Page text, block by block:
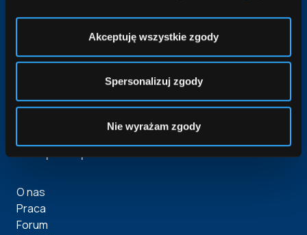
Akceptuję wszystkie zgody
Spersonalizuj zgody
Nie wyrażam zgody
Operacyjnego Inteligentny Rozwój 2014-2020. Projekt
płynności finansowej oraz wsparcia bieżącej
działalności w związku z trudnościami finansowymi,
które wystąpiły u przedsiębiorcy w skutek epidemii
COVID-19. Pomoc finansowa udzielona na podstawie
Comperia.pl
O nas
Praca
Forum